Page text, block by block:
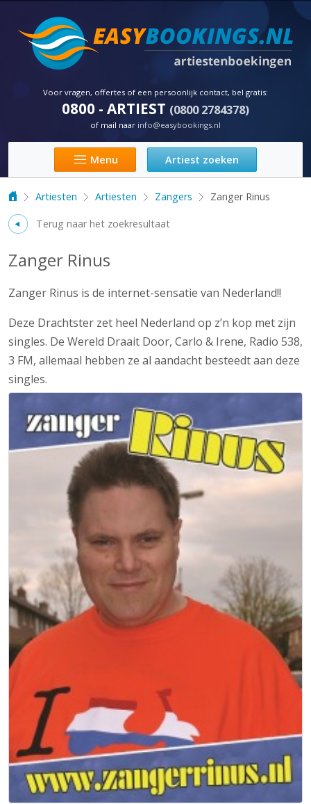
Voor vragen, offertes of een persoonlijk contact, bel gratis:
0800 - ARTIEST (0800 2784378)
of mail naar info@easybookings.nl
Menu Artiest zoeken
Artiesten Artiesten Zangers Zanger Rinus
Terug naar het zoekresultaat
Zanger Rinus
Zanger Rinus is de internet-sensatie van Nederland!!
Deze Drachtster zet heel Nederland op z’n kop met zijn
singles. De Wereld Draait Door, Carlo & Irene, Radio 538,
3 FM, allemaal hebben ze al aandacht besteedt aan deze
singles.